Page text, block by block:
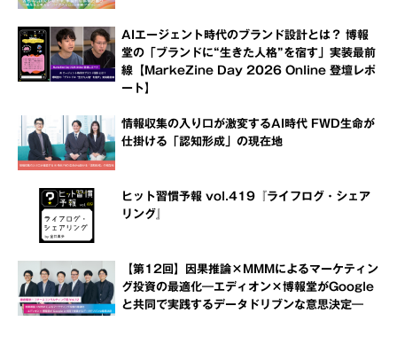
AIエージェント時代のブランド設計とは？ 博報
堂の「ブランドに“生きた人格”を宿す」実装最前
線【MarkeZine Day 2026 Online 登壇レポ
ート】
情報収集の入り口が激変するAI時代 FWD生命が
仕掛ける「認知形成」の現在地
ヒット習慣予報 vol.419『ライフログ・シェア
リング』
【第12回】因果推論×MMMによるマーケティン
グ投資の最適化―エディオン×博報堂がGoogle
と共同で実践するデータドリブンな意思決定―